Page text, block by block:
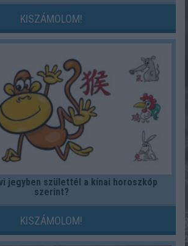
KISZÁMOLOM!
jegyben születtél a kínai horoszkóp
szerint?
KISZÁMOLOM!